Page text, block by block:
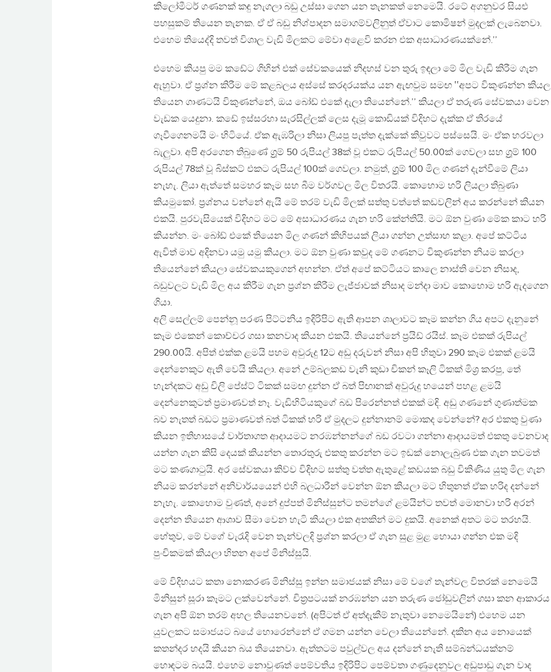
කිලෝමීටර් ගණනක් කඳු නැගලා බඩු උස්සා ගෙන යන තැනකත් නෙමෙයි. රටේ අගනුවර සියළු
පහසුකම් තියෙන තැනක. ඒ ඒ බඩු නිශ්පාදන සමාගම්වලිනුත් ඒවාට කොමිෂන් මුදලක් ලැබෙනවා.
එහෙම තියෙද්දි තවත් විශාල වැඩි මිලකට මේවා අළෙවි කරන එක අසාධාරණයක්නේ.’’
එහෙම කියපු මම කඩේට ගිහින් එක් සේවකයෙක් නිදහස් වන තුරු ඉඳලා මේ මිල වැඩි කිරීම ගැන
ඇහුවා. ඒ ප්‍රශ්න කිරීම මේ කළබලය අස්සේ කරදරයක්ය යන ඇඟවුම සමඟ ‛‛අපට විකුණන්න කියල
තියෙන ගාණටයි විකුණන්නේ, ඔය බෝඩ් එකේ දැලා තියෙන්නේ.’’ කියලා ඒ තරුණ සේවකයා වෙන
වැඩක යෙදුනා. කඩේ ඉස්සරහා සැරසිල්ලක් ලෙස දැමූ කොඩියක් විදිහට දැක්ක ඒ තිරයේ
ගෑවීගෙනමයි මං හිටියේ. ඒක ඇඹරිලා නිසා ලියපු පැත්ත දැක්කේ කිවුවට පස්සෙයි. මං ඒක හරවලා
බැලුවා. අපි අරගෙන තිබුණේ ග්‍රූම් 50 රුපියල් 38ක් වූ එකට රුපියල් 50.00ක් ගෙවලා සහ ග්‍රූම් 100
රුපියල් 78ක් වූ බිස්කට් එකට රුපියල් 100ක් ගෙවලා. නමුත්, ග්‍රූම් 100 මිල ගණන් දැන්වීමේ ලියා
නැහැ. ලියා ඇත්තේ සමහර කෑම සහ බීම වර්ගවල මිල විතරයි. කොහොම හරි ලියලා තිබුණා
කියමුකෝ. ප්‍රශ්නය වන්නේ ඇයි මේ තරම් වැඩි මිලක් සත්තු වත්තේ කඩවලින් අය කරන්නේ කියන
එකයි. පුරවැසියෙක් විදිහට මට මේ අසාධාරණය ගැන හරි කේන්තියි. මට ඕන වුණා මේක කාට හරි
කියන්න. මං බෝඩ් එකේ තියෙන මිල ගණන් කිහිපයක් ලියා ගන්න උත්සාහ කළා. අපේ කට්ටිය
ඇවිත් මාව අදිනවා යමු යමු කියලා. මට ඕන වුණා කවුද මේ ගණනට විකුණන්න නියම කරලා
තියෙන්නේ කියලා සේවකයකුගෙන් අහන්න. ඒත් අපේ කට්ටියට කාලෙ නාස්ති වෙන නිසාද,
බඩුවලට වැඩි මිල අය කිරීම ගැන ප්‍රශ්න කිරීම ලැජ්ජාවක් නිසාද මන්දා මාව කොහොම හරි ඇදගෙන
ගියා.
අලි සෙල්ලම් පෙන්නූ පරණ පිට්ටනිය ඉදිරිපිට ඇති ආපන ශාලාවට කෑම කන්න ගිය අපට දැනුනේ
කෑම එකෙන් කොච්චර ගසා කනවාද කියන එකයි. තියෙන්නේ ප්‍රයිඩ් රයිස්. කෑම එකක් රුපියල්
290.00යි. අපිත් එක්ක ළමයි පහම අවුරුදු 12ට අඩු දරුවන් නිසා අපි හිතුවා 290 කෑම එකක් ළමයි
දෙන්නෙකුට ඇති වෙයි කියලා. අනේ උම්බලකඩ වැනි කුඩා චිකන් කෑලි ටිකක් මිශ්‍ර කරපු, තේ
හැන්දකට අඩු චිලි පේස්ට් ටිකක් සමඟ දුන්න ඒ බත් පිඟානක් අවුරුදු හයෙන් පහළ ළමයි
දෙන්නෙකුටත් ප්‍රමාණවත් නෑ. වැඩිහිටියකුගේ බඩ පිරෙන්නත් එකක් මඳි. අඩු ගණනේ ගුණාත්මක
බව නැතත් බඩට ප්‍රමාණවත් බත් ටිකක් හරි ඒ මුදලට දුන්නානම් මොකද වෙන්නේ? අර එකතු වුණා
කියන ඉතිහාසයේ වාර්තාගත ආදායමට නරඹන්නන්ගේ බඩ රවටා ගන්නා ආදායමත් එකතු වෙනවාද
යන්න ගැන කිසි දෙයක් කියන්න තොරතුරු එකතු කරන්න මට ඉඩක් නොලැබුණ එක ගැන තවමත්
මට කණගාටුයි. අර සේවකයා කිව්ව විදිහට සත්තු වත්ත ඇතුළේ කඩයක බඩු විකිණිය යුතු මිල ගැන
නියම කරන්නේ අනිවාර්යයෙන් එහි බලධාරීන් වෙන්න ඕන කියලා මට හිතුනත් ඒක හරිද දන්නේ
නැහැ. කොහොම වුණත්, අනේ දුප්පත් මිනිස්සුන්ට තමන්ගේ ළමයින්ට තවත් මොනවා හරි අරන්
දෙන්න තියෙන ආශාව සීමා වෙන හැටි කියලා එක අතකින් මට දුකයි. අනෙක් අතට මට තරහයි.
හේතුව, මේ වගේ වැරැදි වෙන තැන්වලදි ප්‍රශ්න කරලා ඒ ගැන සුළ මුළ හොයා ගන්න එක මදි
පුංචිකමක් කියලා හිතන අපේ මිනිස්සුයි.
මේ විදිහයට කතා නොකරණ මිනිස්සු ඉන්න සමාජයක් නිසා මේ වගේ තැන්වල විතරක් නෙමෙයි
මිනිසුන් සූරා කෑමට ලක්වෙන්නේ. චිත්‍රපටයක් නරඹන්න යන තරුණ ජෝඩුවලින් ගසා කන ආකාරය
ගැන අපි ඕන තරම් අහල තියෙනවනේ. (අපිටත් ඒ අත්දැකීම් නැතුවා නෙමෙයිනේ) එහෙම යන
යුවලකට සමාජයට බයේ හොරෙන්නේ ඒ ගමන යන්න වෙලා තියෙන්නේ. දකින අය නොයෙක්
කතන්දර හදයි කියන බය තියෙනවා. ඇත්තටම පවුල්වල අය දන්නේ නැති සම්බන්ධයක්නම්
හොඳටම බයයි. එහෙම නොවුණත් පෙම්වතිය ඉදිරිපිට පෙම්වතා ගණුදෙනුවල අඩුපාඩු ගැන වාද